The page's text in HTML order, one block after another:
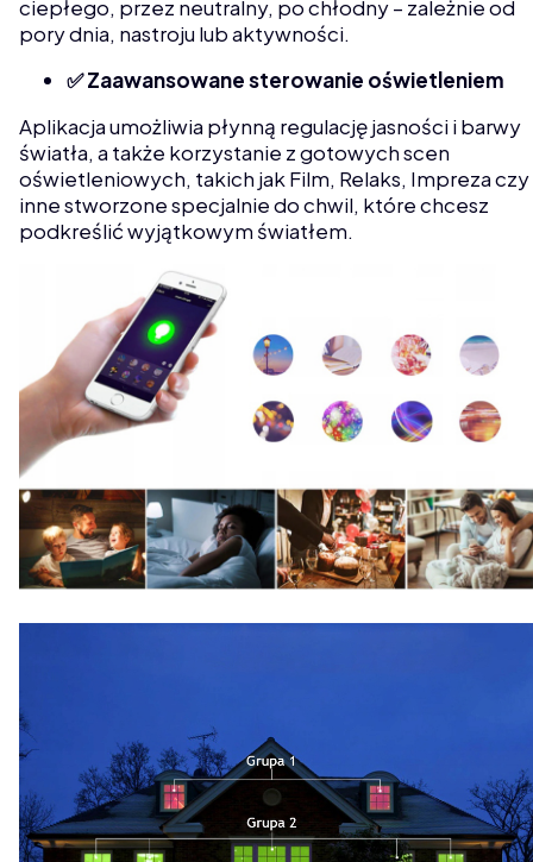
ciepłego, przez neutralny, po chłodny – zależnie od
pory dnia, nastroju lub aktywności.
✅ Zaawansowane sterowanie oświetleniem
Aplikacja umożliwia płynną regulację jasności i barwy
światła, a także korzystanie z gotowych scen
oświetleniowych, takich jak Film, Relaks, Impreza czy
inne stworzone specjalnie do chwil, które chcesz
podkreślić wyjątkowym światłem.